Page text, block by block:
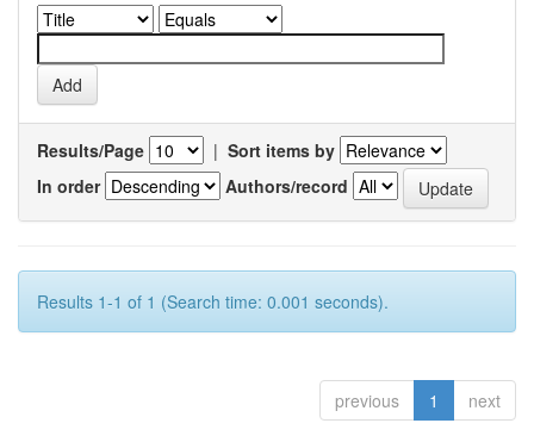
Results/Page | Sort items by
In order
Authors/record
Results 1-1 of 1 (Search time: 0.001 seconds).
previous 1 next